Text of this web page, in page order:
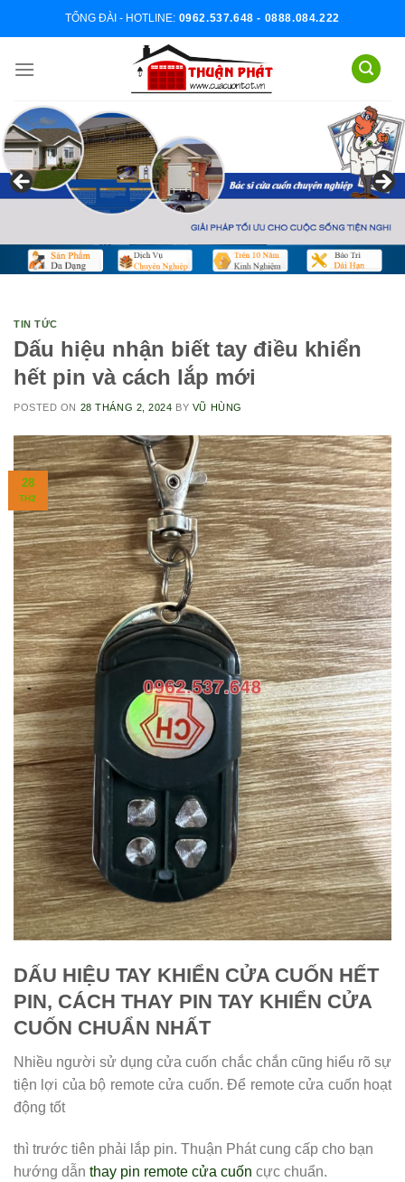
TỔNG ĐÀI - HOTLINE: 0962.537.648 - 0888.084.222
TIN TỨC
Dấu hiệu nhận biết tay điều khiển
hết pin và cách lắp mới
POSTED ON 28 THÁNG 2, 2024 BY VŨ HÙNG
28
TH2
DẤU HIỆU TAY KHIỂN CỬA CUỐN HẾT
PIN, CÁCH THAY PIN TAY KHIỂN CỬA
CUỐN CHUẨN NHẤT
Nhiều người sử dụng cửa cuốn chắc chắn cũng hiểu rõ sự
tiện lợi của bộ remote cửa cuốn. Để remote cửa cuốn hoạt
động tốt
thì trước tiên phải lắp pin. Thuận Phát cung cấp cho bạn
hướng dẫn thay pin remote cửa cuốn cực chuẩn.